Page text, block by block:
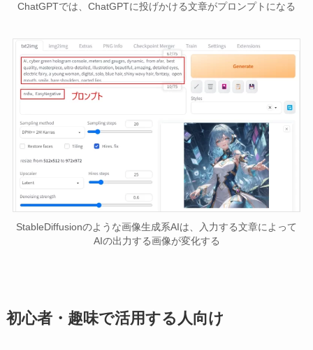
ChatGPTでは、ChatGPTに投げかける文章がプロンプトになる
StableDiffusionのような画像生成系AIは、入力する文章によって
AIの出力する画像が変化する
初心者・趣味で活用する人向け